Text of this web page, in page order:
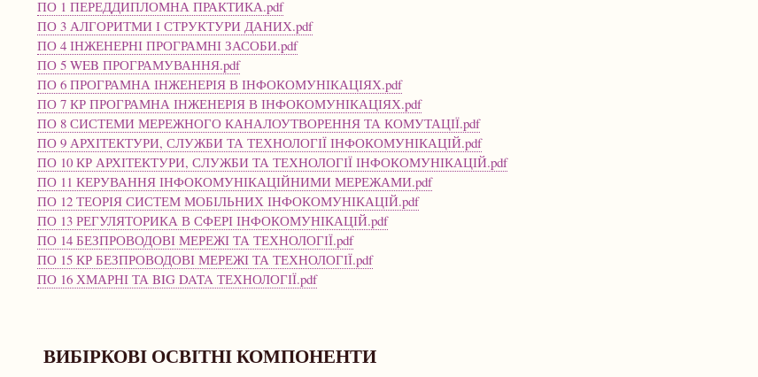
ПО 1 ПЕРЕДДИПЛОМНА ПРАКТИКА.pdf
ПО 3 АЛГОРИТМИ І СТРУКТУРИ ДАНИХ.pdf
ПО 4 ІНЖЕНЕРНІ ПРОГРАМНІ ЗАСОБИ.pdf
ПО 5 WEB ПРОГРАМУВАННЯ.pdf
ПО 6 ПРОГРАМНА ІНЖЕНЕРІЯ В ІНФОКОМУНІКАЦІЯХ.pdf
ПО 7 КР ПРОГРАМНА ІНЖЕНЕРІЯ В ІНФОКОМУНІКАЦІЯХ.pdf
ПО 8 СИСТЕМИ МЕРЕЖНОГО КАНАЛОУТВОРЕННЯ ТА КОМУТАЦІЇ.pdf
ПО 9 АРХІТЕКТУРИ, СЛУЖБИ ТА ТЕХНОЛОГІЇ ІНФОКОМУНІКАЦІЙ.pdf
ПО 10 КР АРХІТЕКТУРИ, СЛУЖБИ ТА ТЕХНОЛОГІЇ ІНФОКОМУНІКАЦІЙ.pdf
ПО 11 КЕРУВАННЯ ІНФОКОМУНІКАЦІЙНИМИ МЕРЕЖАМИ.pdf
ПО 12 ТЕОРІЯ СИСТЕМ МОБІЛЬНИХ ІНФОКОМУНІКАЦІЙ.pdf
ПО 13 РЕГУЛЯТОРИКА В СФЕРІ ІНФОКОМУНІКАЦІЙ.pdf
ПО 14 БЕЗПРОВОДОВІ МЕРЕЖІ ТА ТЕХНОЛОГІЇ.pdf
ПО 15 КР БЕЗПРОВОДОВІ МЕРЕЖІ ТА ТЕХНОЛОГІЇ.pdf
ПО 16 ХМАРНІ ТА BIG DATA ТЕХНОЛОГІЇ.pdf
ВИБІРКОВІ ОСВІТНІ КОМПОНЕНТИ